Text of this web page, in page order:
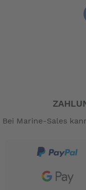
Bei Marine-Sales